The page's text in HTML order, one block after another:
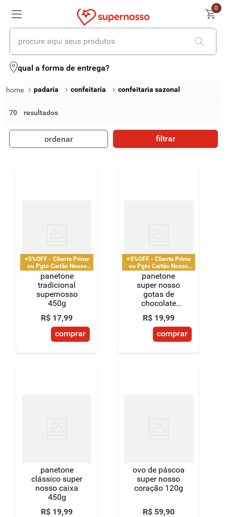
0
procure aqui seus produtos
qual a forma de entrega?
padaria confeitaria confeitaria sazonal
70
ordenar filtrar
+5%OFF - Cliente Prime
ou Pgto Cartão Nosso
Pay
panetone
tradicional
supernosso
450g
R$ 17,99
comprar
+5%OFF - Cliente Prime
ou Pgto Cartão Nosso
Pay
panetone
super nosso
gotas de
chocolate
450g
R$ 19,99
comprar
panetone
clássico super
nosso caixa
450g
R$ 19,99
ovo de páscoa
super nosso
coração 120g
R$ 59,90
termos mais buscados
4º iogurte
9º macarrão
chocolate